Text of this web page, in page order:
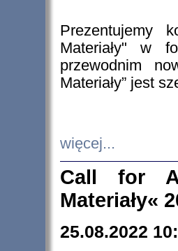
Prezentujemy
Materiały" w
przewodnim
Materiały” jest
więcej...
Call for
Materiały«
25.08.2022